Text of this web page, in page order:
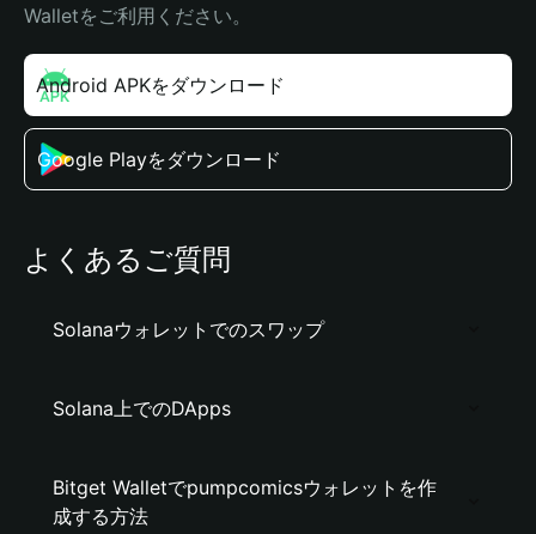
Walletをご利用ください。
Android APKをダウンロード
Google Playをダウンロード
よくあるご質問
Solanaウォレットでのスワップ
Solana上でのDApps
Bitget Walletでpumpcomicsウォレットを作
成する方法